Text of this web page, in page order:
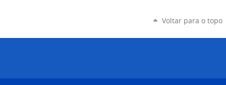
Voltar para o topo